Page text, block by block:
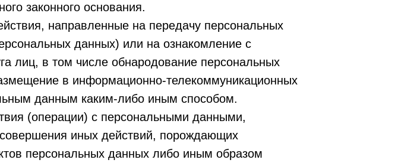
законного основания.
направленные на передачу персональных
данных) или на ознакомление с
лиц, в том числе обнародование персональных
в информационно-телекоммуникационных
данным каким-либо иным способом.
(операции) с персональными данными,
иных действий, порождающих
персональных данных либо иным образом